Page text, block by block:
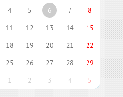
4 5 6 7
8
11 12 13 14
15
18 19 20 21
22
25 26 27 28
29
1 2 3 4 5